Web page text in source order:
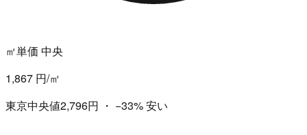
㎡単価 中央
1,867 円/㎡
東京中央値2,796円 ・ −33%安い